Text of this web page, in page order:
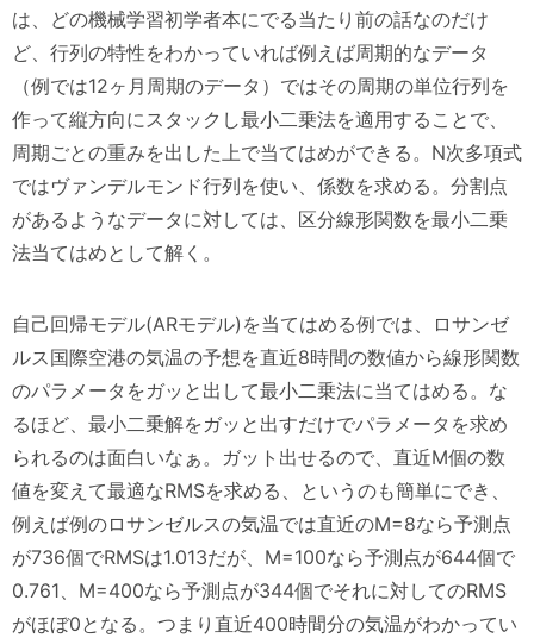
は、どの機械学習初学者本にでる当たり前の話なのだけ
ど、行列の特性をわかっていれば例えば周期的なデータ
（例では12ヶ月周期のデータ）ではその周期の単位行列を
作って縦方向にスタックし最小二乗法を適用することで、
周期ごとの重みを出した上で当てはめができる。N次多項式
ではヴァンデルモンド行列を使い、係数を求める。分割点
があるようなデータに対しては、区分線形関数を最小二乗
法当てはめとして解く。
自己回帰モデル(ARモデル)を当てはめる例では、ロサンゼ
ルス国際空港の気温の予想を直近8時間の数値から線形関数
のパラメータをガッと出して最小二乗法に当てはめる。な
るほど、最小二乗解をガッと出すだけでパラメータを求め
られるのは面白いなぁ。ガット出せるので、直近M個の数
値を変えて最適なRMSを求める、というのも簡単にでき、
例えば例のロサンゼルスの気温では直近のM=8なら予測点
が736個でRMSは1.013だが、M=100なら予測点が644個で
0.761、M=400なら予測点が344個でそれに対してのRMS
がほぼ0となる。つまり直近400時間分の気温がわかってい